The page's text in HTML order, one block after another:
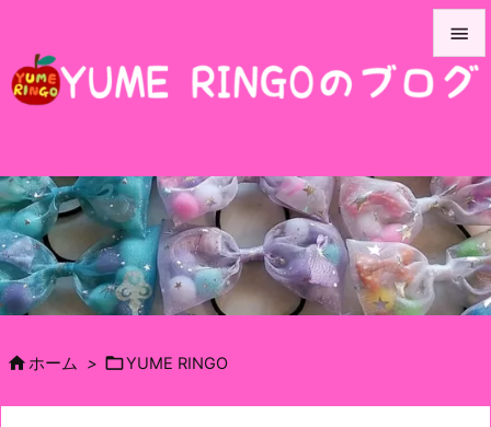



前へ

次へ

ホーム > YUME RINGO